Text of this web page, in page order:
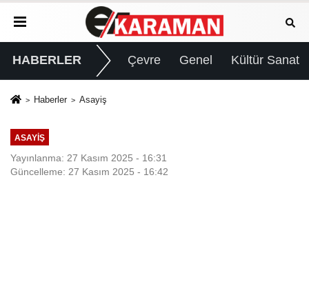
HABERLER Çevre Genel Kültür Sanat
Haberler Asayiş
ASAYIŞ
Yayınlanma: 27 Kasım 2025 - 16:31
Güncelleme: 27 Kasım 2025 - 16:42